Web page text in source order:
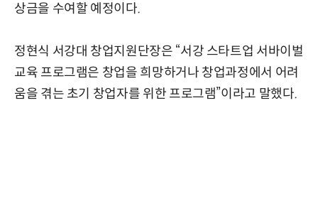
상금을 수여할 예정이다.
정현식 서강대 창업지원단장은 “서강 스타트업 서바이벌
교육 프로그램은 창업을 희망하거나 창업과정에서 어려
움을 겪는 초기 창업자를 위한 프로그램”이라고 말했다.